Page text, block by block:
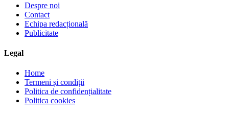
Despre noi
Contact
Echipa redacțională
Publicitate
Legal
Home
Termeni și condiții
Politica de confidențialitate
Politica cookies